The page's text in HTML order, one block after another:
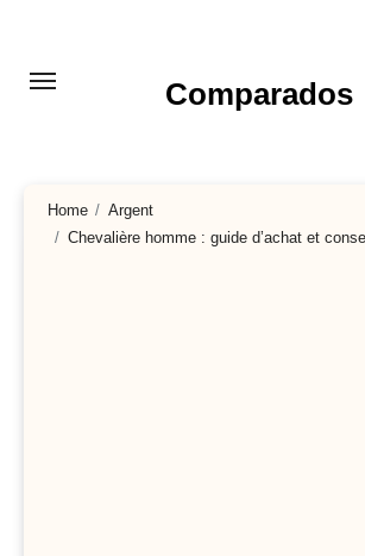
contenu
Comparados
Home
Argent
Chevalière homme : guide d’achat et